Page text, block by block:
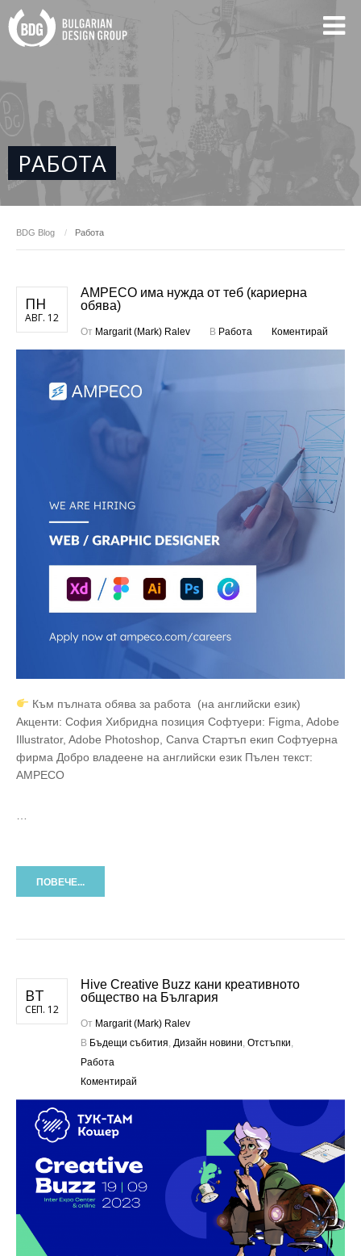
РАБОТА
BDG Blog Работа
ПН
АВГ. 12
AMPECO има нужда от теб (кариерна
обява)
От Margarit (Mark) Ralev В Работа Коментирай
Към пълната обява за работа (на английски език)
Акценти: София Хибридна позиция Софтуери: Figma, Adobe
Illustrator, Adobe Photoshop, Canva Стартъп екип Софтуерна
фирма Добро владеене на английски език Пълен текст:
AMPECO
ПОВЕЧЕ...
ВТ
СЕП. 12
Hive Creative Buzz кани креативното
общество на България
От Margarit (Mark) Ralev
В Бъдещи събития, Дизайн новини, Отстъпки,
Работа
Коментирай